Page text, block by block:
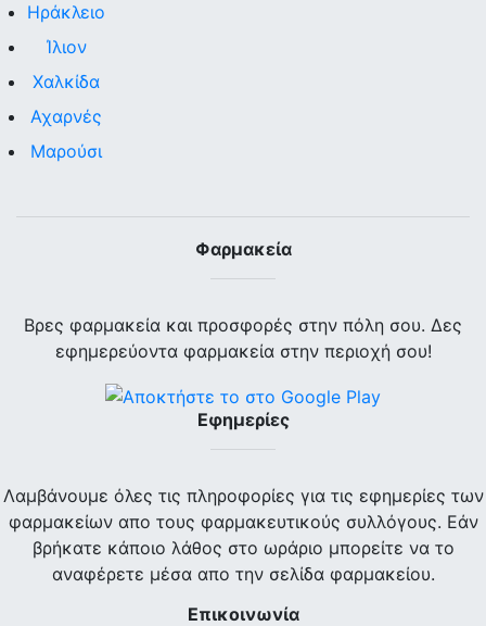
Ηράκλειο
Ίλιον
Χαλκίδα
Αχαρνές
Μαρούσι
Φαρμακεία
Βρες φαρμακεία και προσφορές στην πόλη σου. Δες
εφημερεύοντα φαρμακεία στην περιοχή σου!
Εφημερίες
Λαμβάνουμε όλες τις πληροφορίες για τις εφημερίες των
φαρμακείων απο τους φαρμακευτικούς συλλόγους. Εάν
βρήκατε κάποιο λάθος στο ωράριο μπορείτε να το
αναφέρετε μέσα απο την σελίδα φαρμακείου.
Επικοινωνία